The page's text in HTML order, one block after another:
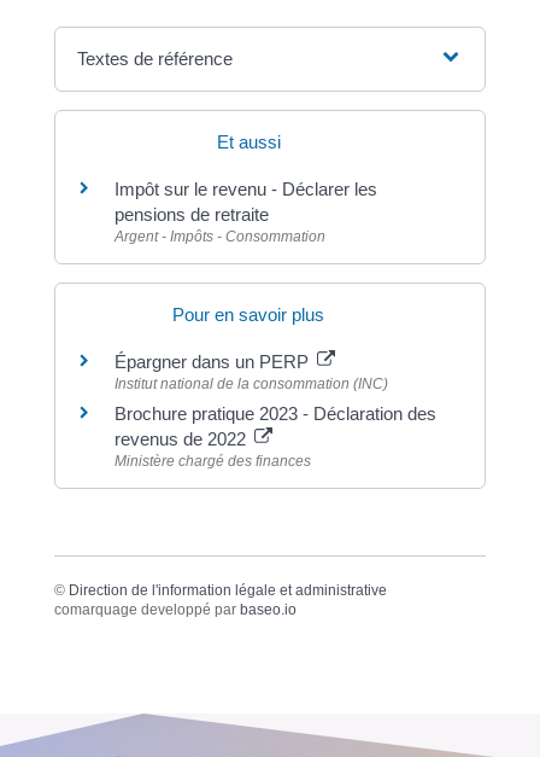
Textes de référence
Et aussi
Impôt sur le revenu - Déclarer les
pensions de retraite
Argent - Impôts - Consommation
Pour en savoir plus
Épargner dans un PERP
Institut national de la consommation (INC)
Brochure pratique 2023 - Déclaration des
revenus de 2022
Ministère chargé des finances
© Direction de l'information légale et administrative
comarquage developpé par baseo.io